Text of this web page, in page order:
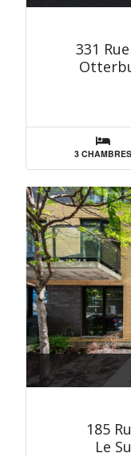
331
3 CHAMBRES
185
Le